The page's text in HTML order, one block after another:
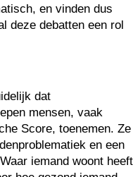
en vinden dus
deze debatten een rol
dat
mensen, vaak
Score, toenemen. Ze
en een
iemand woont heeft